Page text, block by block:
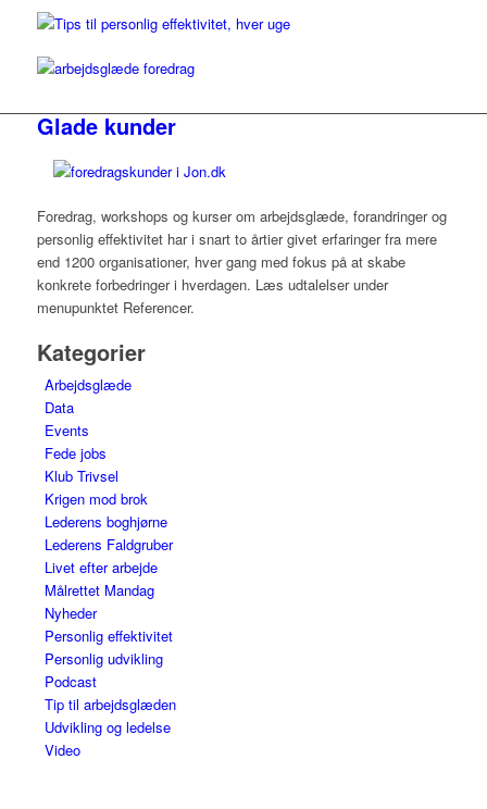
Glade kunder
Foredrag, workshops og kurser om arbejdsglæde, forandringer og
personlig effektivitet har i snart to årtier givet erfaringer fra mere
end 1200 organisationer, hver gang med fokus på at skabe
konkrete forbedringer i hverdagen. Læs udtalelser under
menupunktet Referencer.
Kategorier
Arbejdsglæde
Data
Events
Fede jobs
Klub Trivsel
Krigen mod brok
Lederens boghjørne
Lederens Faldgruber
Livet efter arbejde
Målrettet Mandag
Nyheder
Personlig effektivitet
Personlig udvikling
Podcast
Tip til arbejdsglæden
Udvikling og ledelse
Video